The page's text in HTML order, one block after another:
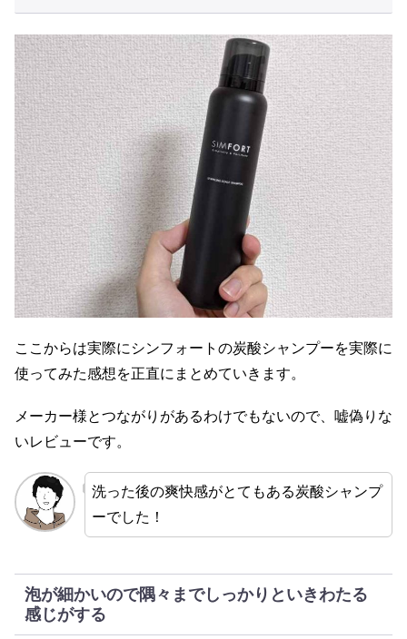
ここからは実際にシンフォートの炭酸シャンプーを実際に
使ってみた感想を正直にまとめていきます。
メーカー様とつながりがあるわけでもないので、嘘偽りな
いレビューです。
洗った後の爽快感がとてもある炭酸シャンプ
ーでした！
泡が細かいので隅々までしっかりといきわたる
感じがする